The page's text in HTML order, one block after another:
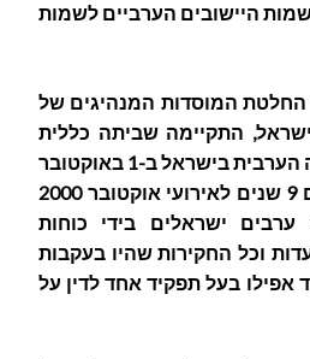
היישובים הערביים לשמות
המוסדות המנהיגים של
התקיימה שביתה כללית
מוצלחת של האוכלוסיה הערבית בישראל ב-1 באוקטובר
השנה. ביום זה צוינו גם 9 שנים לאירועי אוקטובר 2000
שבמהלכם נרצחו 13 ערבים ישראלים בידי כוחות
וכל החקירות שהיו בעקבות
אפילו בעל תפקיד אחד לדין על